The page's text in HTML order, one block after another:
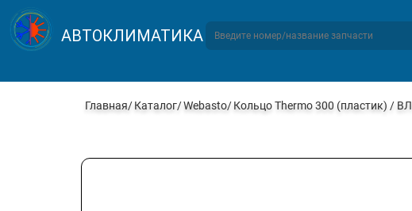
АВТОКЛИМАТИКА
Главная Каталог Webasto Кольцо Thermo 300 (пластик) / ВЛ